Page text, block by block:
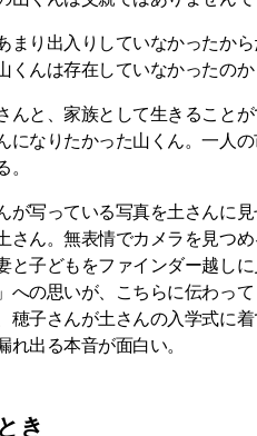
り出入りしていなかったか
くんは存在していなかったの
と、家族として生きること
になりたかった山くん。一人
。
写っている写真を土さんに
さん。無表情でカメラを見つ
と子どもをファインダー越し
への思いが、こちらに伝わっ
穂子さんが土さんの入学式に
出る本音が面白い。
き